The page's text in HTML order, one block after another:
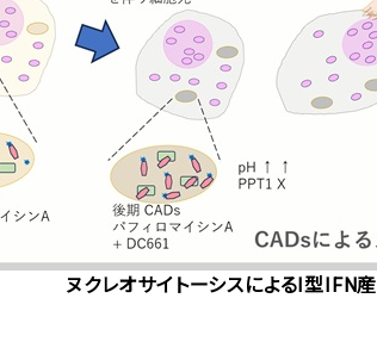
ヌクレオサイトーシスによるI型IFN